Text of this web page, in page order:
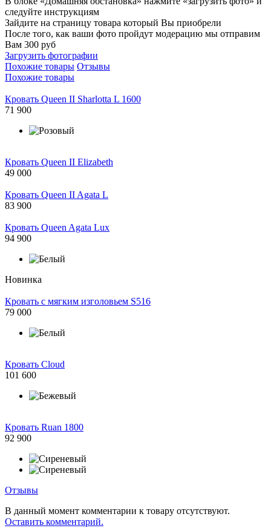
следуйте инструкциям
Зайдите на страницу товара который Вы приобрели
После того, как ваши фото пройдут модерацию мы отправим
Вам 300 руб
Загрузить фотографии
Похожие товары Отзывы
Похожие товары
Кровать Queen II Sharlotta L 1600
71 900
Кровать Queen II Elizabeth
49 000
Кровать Queen II Agata L
83 900
Кровать Queen Agata Lux
94 900
Новинка
Кровать с мягким изголовьем S516
79 000
Кровать Cloud
101 600
Кровать Ruan 1800
92 900
Отзывы
В данный момент комментарии к товару отсутствуют.
Оставить комментарий.